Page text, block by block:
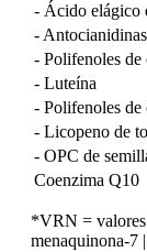
- Ácido elágico
-
- Polifenoles de
- Luteína
- Polifenoles de
- Licopeno de
- OPC de
Coenzima Q10
*VRN = valores
menaquinona-7